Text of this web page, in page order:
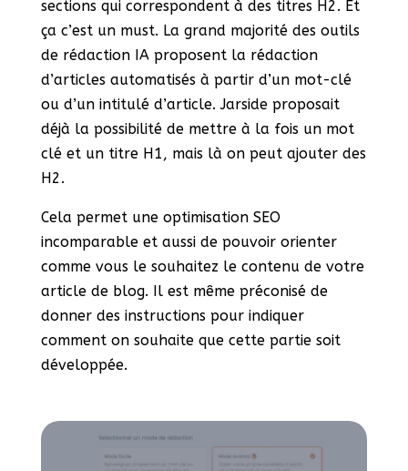
sections qui correspondent à des titres H2. Et
ça c’est un must. La grand majorité des outils
de rédaction IA proposent la rédaction
d’articles automatisés à partir d’un mot-clé
ou d’un intitulé d’article. Jarside proposait
déjà la possibilité de mettre à la fois un mot
clé et un titre H1, mais là on peut ajouter des
H2.
Cela permet une optimisation SEO
incomparable et aussi de pouvoir orienter
comme vous le souhaitez le contenu de votre
article de blog. Il est même préconisé de
donner des instructions pour indiquer
comment on souhaite que cette partie soit
développée.